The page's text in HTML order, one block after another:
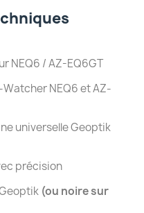
NEQ6 / AZ-EQ6GT
NEQ6 et AZ-
universelle Geoptik
précision
(ou noire sur